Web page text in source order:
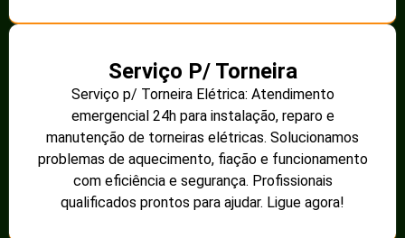
Serviço P/ Torneira
Serviço p/ Torneira Elétrica: Atendimento
emergencial 24h para instalação, reparo e
manutenção de torneiras elétricas. Solucionamos
problemas de aquecimento, fiação e funcionamento
com eficiência e segurança. Profissionais
qualificados prontos para ajudar. Ligue agora!